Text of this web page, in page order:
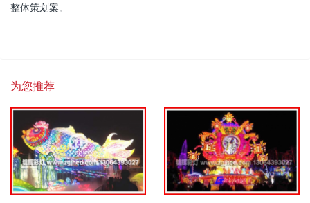
整体策划案。
为您推荐